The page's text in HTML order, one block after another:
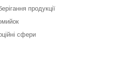
продукції
сфери